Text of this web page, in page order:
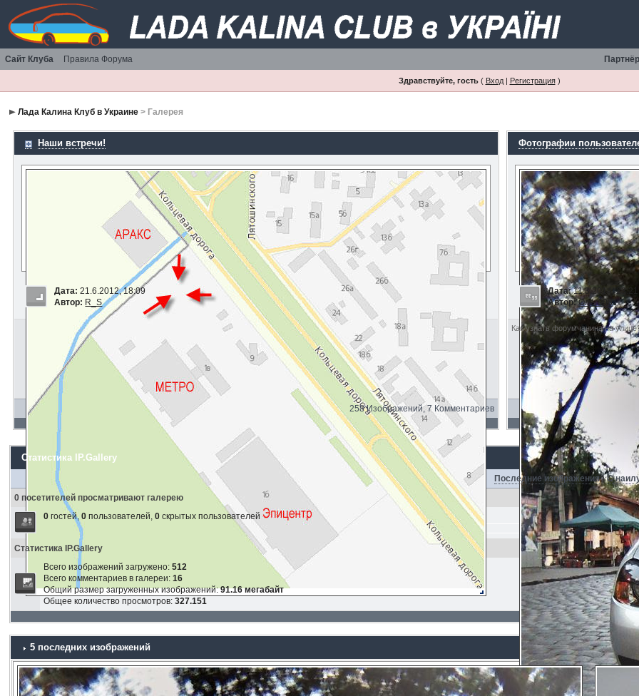
Сайт Клуба Правила Форума
Здравствуйте, гость( Вход| Регистрация)
Лада Калина Клуб в Украине > Галерея
Наши встречи!
Дата: 21.6.2012, 18:09
Автор: R_S
258 Изображений, 7 Комментариев
Фотографии
Дата:11.3.2014, 23:21
Автор: Олег808
Как узнать форумчанина на
Статистика IP.Gallery
Последние изображения·С
0 посетителей просматривают галерею
0 гостей,0 пользователей,0 скрытых пользователей
Статистика IP.Gallery
Всего изображений загружено:512
Всего комментариев в галереи:16
Общий размер загруженных изображений:91.16 мегабайт
Общее количество просмотров:327.151
5 последних изображений